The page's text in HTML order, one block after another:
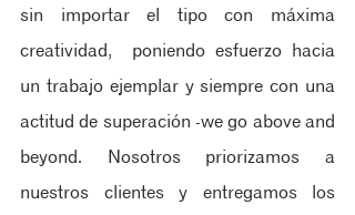
sin importar el tipo con máxima
creatividad,  poniendo esfuerzo hacia
un trabajo ejemplar y siempre con una
actitud de superación -we go above and
beyond. Nosotros priorizamos a
nuestros clientes y entregamos los